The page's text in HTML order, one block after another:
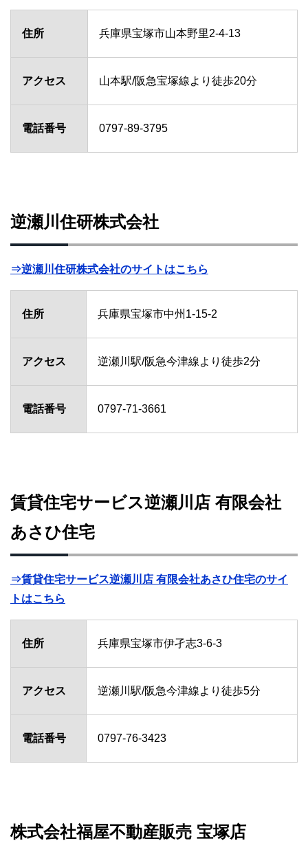
住所 兵庫県宝塚市山本野里2-4-13
アクセス 山本駅/阪急宝塚線より徒歩20分
電話番号 0797-89-3795
逆瀬川住研株式会社
⇒逆瀬川住研株式会社のサイトはこちら
住所 兵庫県宝塚市中州1-15-2
アクセス 逆瀬川駅/阪急今津線より徒歩2分
電話番号 0797-71-3661
賃貸住宅サービス逆瀬川店 有限会社
あさひ住宅
⇒賃貸住宅サービス逆瀬川店 有限会社あさひ住宅のサイ
トはこちら
住所 兵庫県宝塚市伊孑志3-6-3
アクセス 逆瀬川駅/阪急今津線より徒歩5分
電話番号 0797-76-3423
株式会社福屋不動産販売 宝塚店